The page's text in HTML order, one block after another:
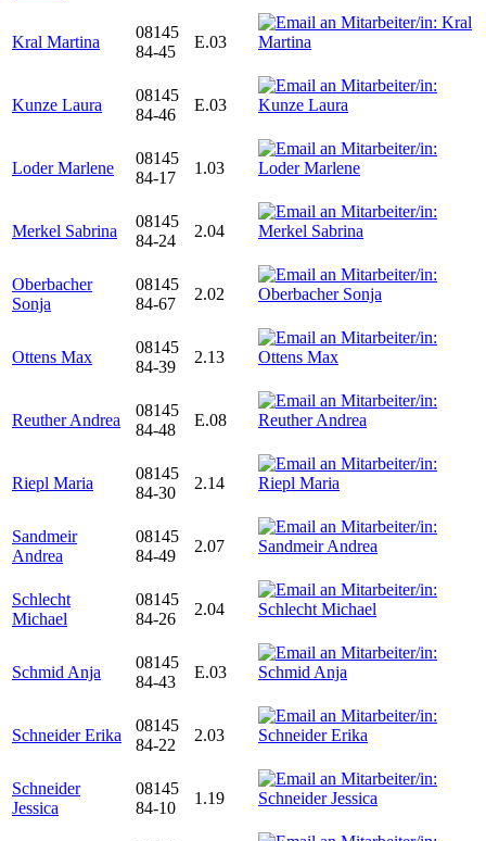
Kral Martina
08145
84-45
E.03
Kunze Laura
08145
84-46
E.03
Loder Marlene
08145
84-17
1.03
Merkel Sabrina
08145
84-24
2.04
Oberbacher
Sonja
08145
84-67
2.02
Ottens Max
08145
84-39
2.13
Reuther Andrea
08145
84-48
E.08
Riepl Maria
08145
84-30
2.14
Sandmeir
Andrea
08145
84-49
2.07
Schlecht
Michael
08145
84-26
2.04
Schmid Anja
08145
84-43
E.03
Schneider Erika
08145
84-22
2.03
Schneider
Jessica
08145
84-10
1.19